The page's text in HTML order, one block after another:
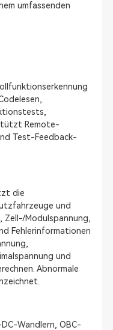
umfassenden
Remote-
Test-Feedback-
die
und
Zell-/Modulspannung,
Fehlerinformationen
und
Abnormale
Wandlern, OBC-